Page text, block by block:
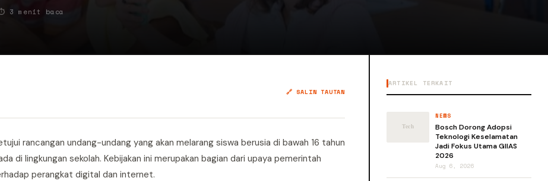
3 menit baca
🔗 SALIN TAUTAN
rancangan undang-undang yang akan melarang siswa berusia di bawah 16 tahun
di lingkungan sekolah. Kebijakan ini merupakan bagian dari upaya pemerintah
perangkat digital dan internet.
ARTIKEL TERKAIT
NEWS
Bosch Dorong Adopsi
Teknologi Keselamatan
Jadi Fokus Utama GIIAS
2026
Aug 6, 2026